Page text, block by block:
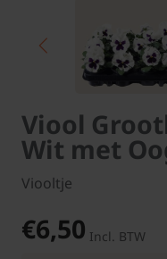
Viool
Wit met
Viooltje
€6,50 Incl. BTW